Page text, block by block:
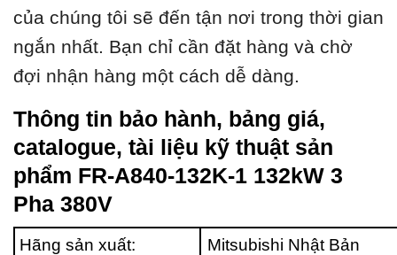
của chúng tôi sẽ đến tận nơi trong thời gian
ngắn nhất. Bạn chỉ cần đặt hàng và chờ
đợi nhận hàng một cách dễ dàng.
Thông tin bảo hành, bảng giá,
catalogue, tài liệu kỹ thuật sản
phẩm FR-A840-132K-1 132kW 3
Pha 380V
Hãng sản xuất:
Mitsubishi Nhật Bản